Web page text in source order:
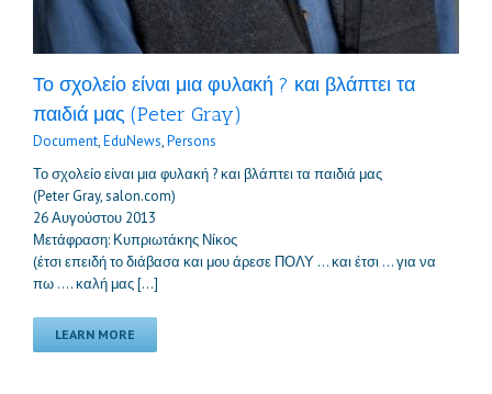
Το σχολείο είναι μια φυλακή ? και βλάπτει τα
παιδιά μας (Peter Gray)
Document,EduNews,Persons
Το σχολείο είναι μια φυλακή ? και βλάπτει τα παιδιά μας
(Peter Gray, salon.com)
26 Αυγούστου 2013
Μετάφραση: Κυπριωτάκης Νίκος
(έτσι επειδή το διάβασα και μου άρεσε ΠΟΛΥ … και έτσι … για να
πω …. καλή μας […]
LEARN MORE